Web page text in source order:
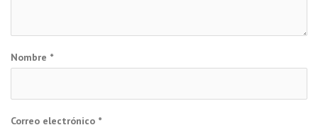
Nombre *
Correo electrónico *